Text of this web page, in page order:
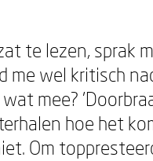
te lezen, sprak
me wel kritisch
mee?
hoe het
Om